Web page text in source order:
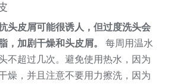
头皮屑可能很诱人，但过度洗头会
，加剧干燥和头皮屑。
每周用温水
不超过几次。避免使用热水，因为
燥，并且注意不要用力擦洗，因为